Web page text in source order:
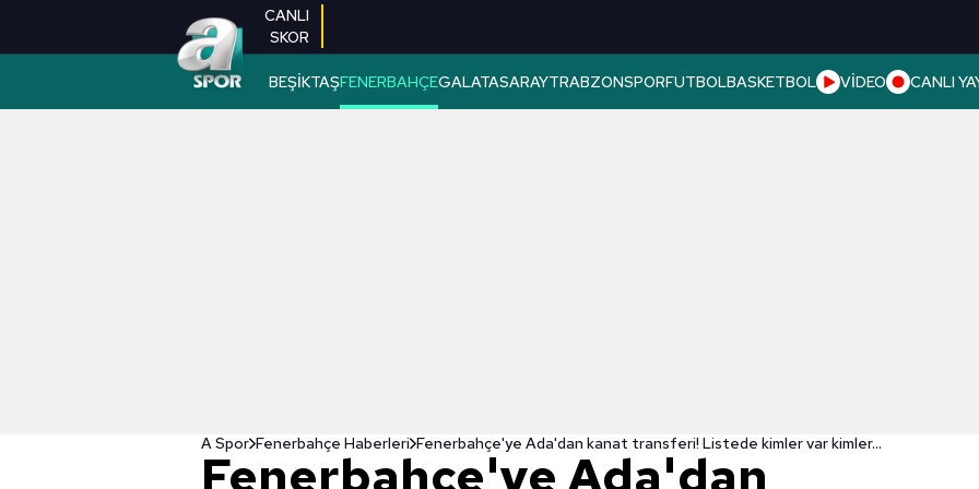
CANLI
SKOR
BEŞİKTAŞFENERBAHÇEGALATASARAYTRABZONSPORFUTBOLBASKETBOL VİDEO CANLI
A Spor Fenerbahçe Haberleri Fenerbahçe'ye Ada'dan kanat transferi! Listede kimler var kimler...
Fenerbahçe'ye Ada'dan